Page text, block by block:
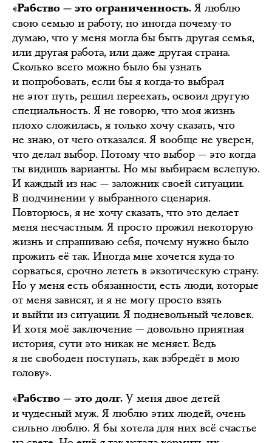
«Рабство — это ограниченность. Я люблю
свою семью и работу, но иногда почему-то
думаю, что у меня могла бы быть другая семья,
или другая работа, или даже другая страна.
Сколько всего можно было бы узнать
и попробовать, если бы я когда-то выбрал
не этот путь, решил переехать, освоил другую
специальность. Я не говорю, что моя жизнь
плохо сложилась, я только хочу сказать, что
не знаю, от чего отказался. Я вообще не уверен,
что делал выбор. Потому что выбор — это когда
ты видишь варианты. Но мы выбираем вслепую.
И каждый из нас — заложник своей ситуации.
В подчинении у выбранного сценария.
Повторюсь, я не хочу сказать, что это делает
меня несчастным. Я просто прожил некоторую
жизнь и спрашиваю себя, почему нужно было
прожить её так. Иногда мне хочется куда-то
сорваться, срочно лететь в экзотическую страну.
Но у меня есть обязанности, есть люди, которые
от меня зависят, и я не могу просто взять
и выйти из ситуации. Я подневольный человек.
И хотя моё заключение — довольно приятная
история, сути это никак не меняет. Ведь
я не свободен поступать, как взбредёт в мою
голову».
«Рабство — это долг.У меня двое детей
и чудесный муж. Я люблю этих людей, очень
сильно люблю. Я бы хотела для них всё счастье